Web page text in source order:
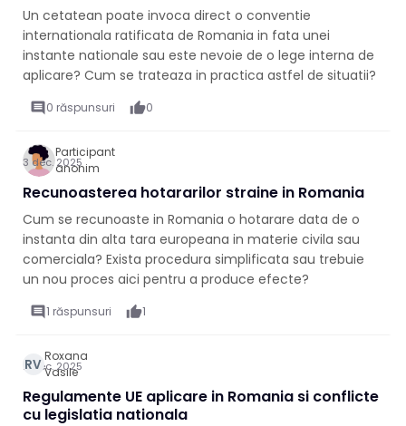
Un cetatean poate invoca direct o conventie
internationala ratificata de Romania in fata unei
instante nationale sau este nevoie de o lege interna de
aplicare? Cum se trateaza in practica astfel de situatii?
comment 0 răspunsuri thumb_up0
Participant
anonim
3 dec. 2025
Recunoasterea hotararilor straine in Romania
Cum se recunoaste in Romania o hotarare data de o
instanta din alta tara europeana in materie civila sau
comerciala? Exista procedura simplificata sau trebuie
un nou proces aici pentru a produce efecte?
comment 1 răspunsuri thumb_up1
RVRoxana
Vasile
2 dec. 2025
Regulamente UE aplicare in Romania si conflicte
cu legislatia nationala